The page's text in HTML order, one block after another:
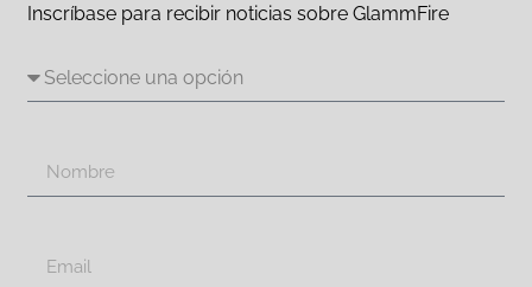
Inscríbase para recibir noticias sobre GlammFire